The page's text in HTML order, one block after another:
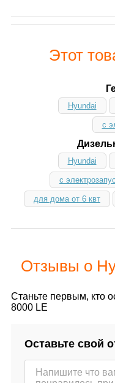
Этот
Hyundai
с
Hyundai
с
для дома от 6 квт
Отзывы о
Станьте первым, кто
8000 LE
Оставьте свой